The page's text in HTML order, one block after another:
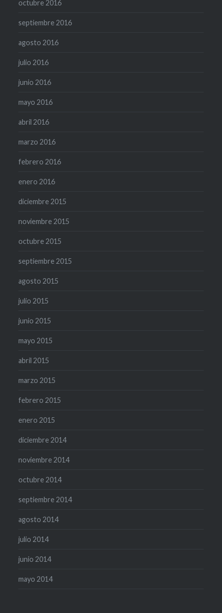
octubre 2016
septiembre 2016
agosto 2016
julio 2016
junio 2016
mayo 2016
abril 2016
marzo 2016
febrero 2016
enero 2016
diciembre 2015
noviembre 2015
octubre 2015
septiembre 2015
agosto 2015
julio 2015
junio 2015
mayo 2015
abril 2015
marzo 2015
febrero 2015
enero 2015
diciembre 2014
noviembre 2014
octubre 2014
septiembre 2014
agosto 2014
julio 2014
junio 2014
mayo 2014